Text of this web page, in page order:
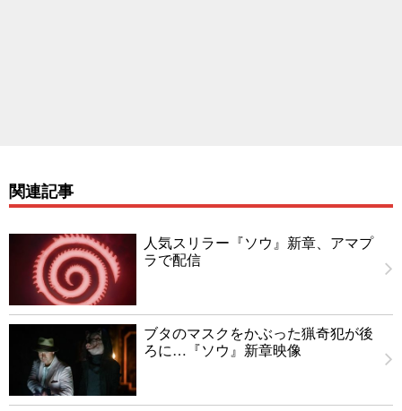
関連記事
人気スリラー『ソウ』新章、アマプ
ラで配信
ブタのマスクをかぶった猟奇犯が後
ろに…『ソウ』新章映像